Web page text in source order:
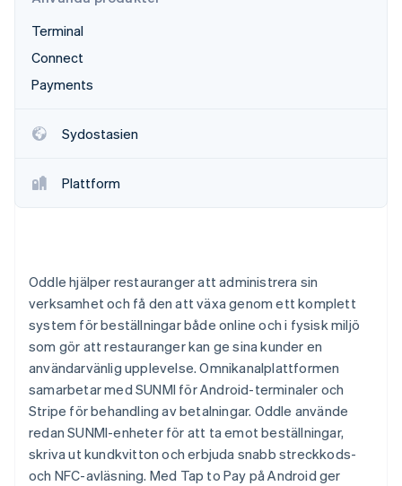
Identitetsverifiering online
Terminal
Connect
Payments
Sydostasien
Plattform
Oddle hjälper restauranger att administrera sin
verksamhet och få den att växa genom ett komplett
system för beställningar både online och i fysisk miljö
som gör att restauranger kan ge sina kunder en
användarvänlig upplevelse. Omnikanalplattformen
samarbetar med SUNMI för Android-terminaler och
Stripe för behandling av betalningar. Oddle använde
redan SUNMI-enheter för att ta emot beställningar,
skriva ut kundkvitton och erbjuda snabb streckkods-
och NFC-avläsning. Med Tap to Pay på Android ger